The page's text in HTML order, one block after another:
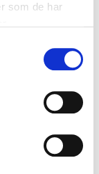
som de har